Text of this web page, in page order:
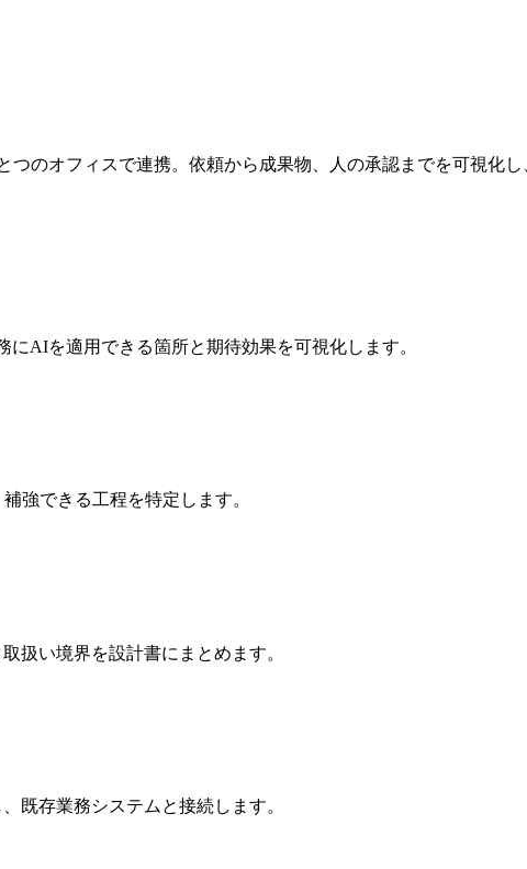
のオフィスで連携。依頼から成果物、人の承認までを可視化
AIを適用できる箇所と期待効果を可視化します。
強できる工程を特定します。
扱い境界を設計書にまとめます。
既存業務システムと接続します。